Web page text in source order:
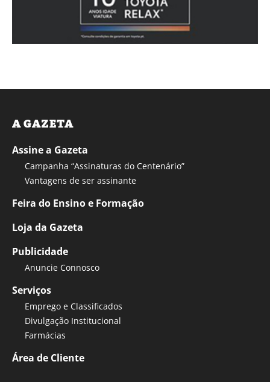
A GAZETA
Assine a Gazeta
Campanha “Assinaturas do Centenário”
Vantagens de ser assinante
Feira do Ensino e Formação
Loja da Gazeta
Publicidade
Anuncie Connosco
Serviços
Emprego e Classificados
Divulgação Institucional
Farmácias
Área de Cliente